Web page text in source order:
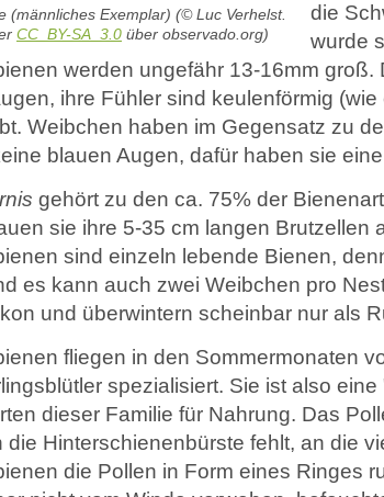
und -Beratung von Profis
Honigbienen
Literatur
Links
Natürlicher Klimaschutz
so wichtig?
Vielfalt
(männliches Exemplar) (© Luc Verhelst.
CC_BY-SA_3.0 über observado.org)
die
wurde
werden ungefähr 13-16mm
ihre Fühler sind keulenförmig
Weibchen haben im Gegensatz zu
blauen Augen, dafür haben sie
gehört zu den ca. 75% der
sie ihre 5-35 cm langen
sind einzeln lebende Bienen,
es kann auch zwei Weibchen pro
und überwintern scheinbar nur als
fliegen in den Sommermonaten
spezialisiert. Sie ist also
dieser Familie für Nahrung. Das
die Hinterschienenbürste fehlt, an die
die Pollen in Form eines Ringes